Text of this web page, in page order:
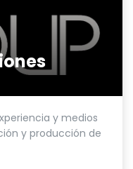
y medios
y producción de